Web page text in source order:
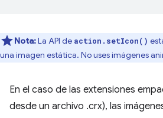
Nota:La API de action.setIcon()
una imagen estática. No uses imágenes
En el caso de las extensiones
desde un archivo .crx), las